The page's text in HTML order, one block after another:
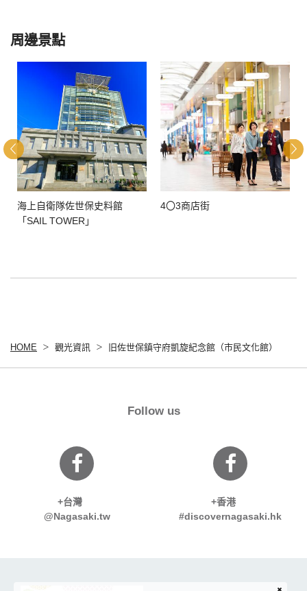
周邊景點
海上自衛隊佐世保史料館
「SAIL TOWER」
4〇3商店街
HOME 觀光資訊 旧佐世保鎮守府凱旋紀念館（市民文化館）
Follow us
+台灣
@Nagasaki.tw
+香港
#discovernagasaki.hk